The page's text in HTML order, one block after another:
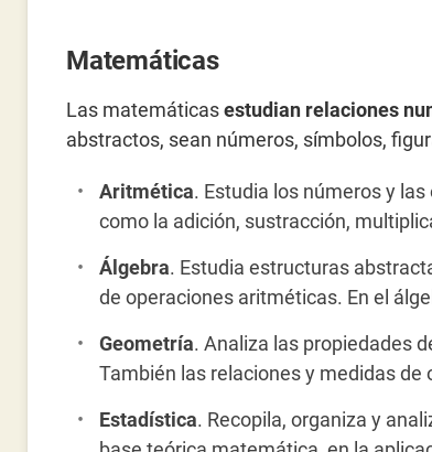
Matemáticas
Las matemáticasestudian relaciones
abstractos, sean números, símbolos,
Aritmética. Estudia los números y
como la adición, sustracción,
Álgebra. Estudia estructuras
de operaciones aritméticas. En el
Geometría. Analiza las propiedades
También las relaciones y medidas
Estadística. Recopila, organiza y